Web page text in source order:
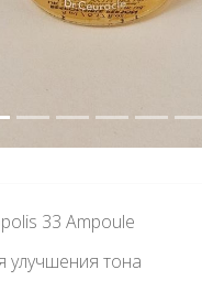
33 Ampoule
улучшения тона